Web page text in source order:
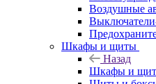
Воздушные
Шкафы и щиты
Назад
Шкафы и